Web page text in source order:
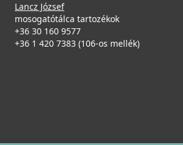
Lancz József
mosogatótálca tartozékok
+36 30 160 9577
+36 1 420 7383 (106-os mellék)